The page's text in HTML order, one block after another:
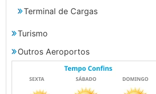
Terminal de Cargas
Turismo
Outros Aeroportos